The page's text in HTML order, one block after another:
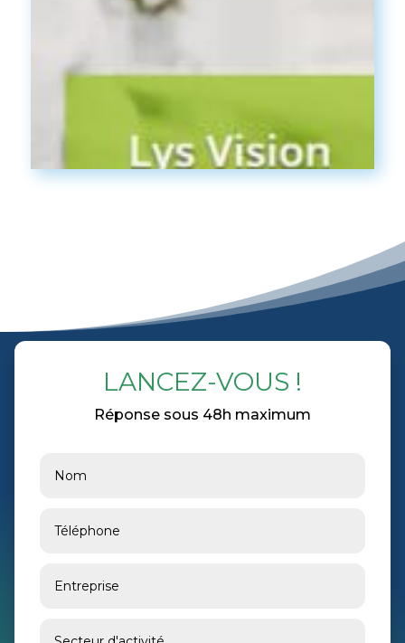
LANCEZ-VOUS !
Réponse sous 48h maximum